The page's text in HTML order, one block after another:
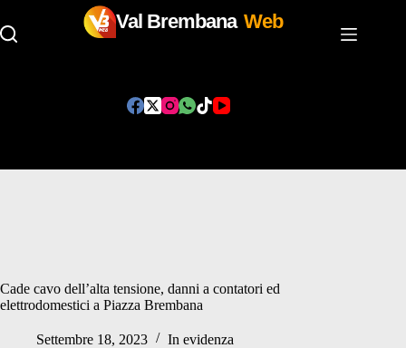
Val Brembana Web
Cade cavo dell’alta tensione, danni a contatori ed
elettrodomestici a Piazza Brembana
Settembre 18, 2023 In evidenza